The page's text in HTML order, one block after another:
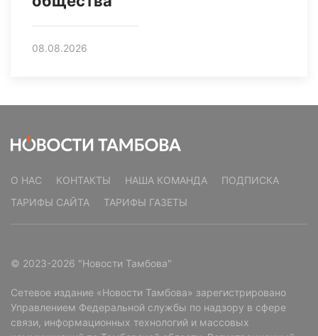
08.08.2026
О НАС КОНТАКТЫ НАША КОМАНДА
ПОДПИСКА
ТАРИФЫ САЙТА
ТАРИФЫ ГАЗЕТЫ
© 2023-2026 "Новости Тамбова"
Сетевое издание «Новости Тамбова» зарегистрировано
Управлением Федеральной службы по надзору в сфере
связи, информационных технологий и массовых